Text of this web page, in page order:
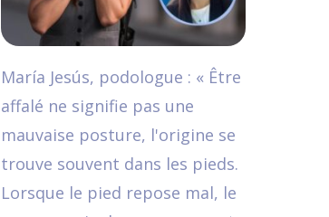
María Jesús, podologue : « Être
affalé ne signifie pas une
mauvaise posture, l'origine se
trouve souvent dans les pieds.
Lorsque le pied repose mal, le